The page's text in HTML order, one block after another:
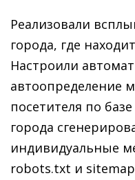
Реализовали
города, где
Настроили
автоопределение
посетителя по
города
индивидуальные
robots.txt и